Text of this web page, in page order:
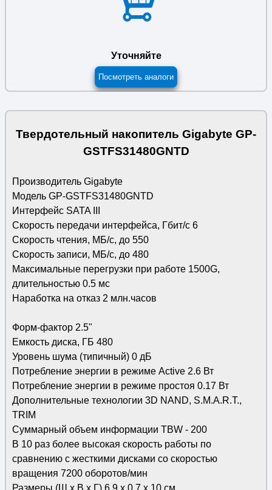
Уточняйте
Посмотреть аналоги
Твердотельный накопитель Gigabyte GP-
GSTFS31480GNTD
Производитель Gigabyte
Модель GP-GSTFS31480GNTD
Интерфейс SATA III
Скорость передачи интерфейса, Гбит/с 6
Скорость чтения, МБ/с, до 550
Скорость записи, МБ/с, до 480
Максимальные перегрузки при работе 1500G,
длительностью 0.5 мс
Наработка на отказ 2 млн.часов
Форм-фактор 2.5"
Емкость диска, ГБ 480
Уровень шума (типичный) 0 дБ
Потребление энергии в режиме Active 2.6 Вт
Потребление энергии в режиме простоя 0.17 Вт
Дополнительные технологии 3D NAND, S.M.A.R.T.,
TRIM
Суммарный объем информации TBW - 200
В 10 раз более высокая скорость работы по
сравнению с жесткими дисками со скоростью
вращения 7200 оборотов/мин
Размеры (Ш х В х Г) 6.9 х 0.7 x 10 см